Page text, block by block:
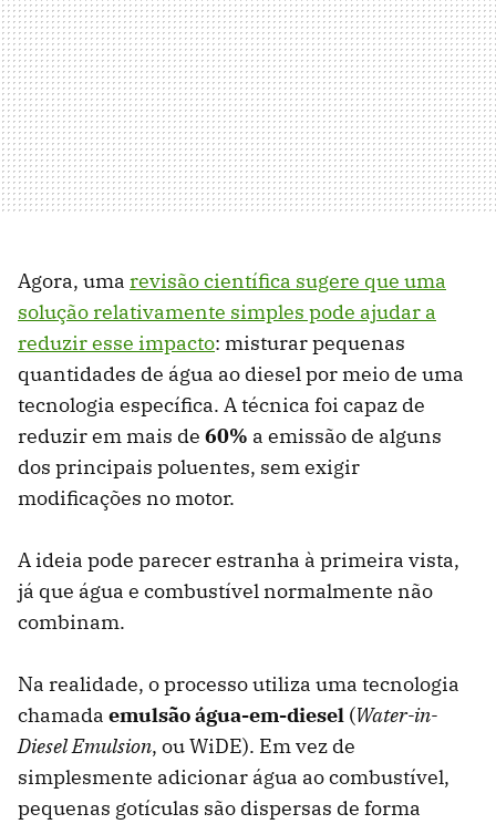
Agora, uma revisão científica sugere que uma
solução relativamente simples pode ajudar a
reduzir esse impacto: misturar pequenas
quantidades de água ao diesel por meio de uma
tecnologia específica. A técnica foi capaz de
reduzir em mais de 60% a emissão de alguns
dos principais poluentes, sem exigir
modificações no motor.
A ideia pode parecer estranha à primeira vista,
já que água e combustível normalmente não
combinam.
Na realidade, o processo utiliza uma tecnologia
chamada emulsão água-em-diesel (Water-in-
Diesel Emulsion, ou WiDE). Em vez de
simplesmente adicionar água ao combustível,
pequenas gotículas são dispersas de forma